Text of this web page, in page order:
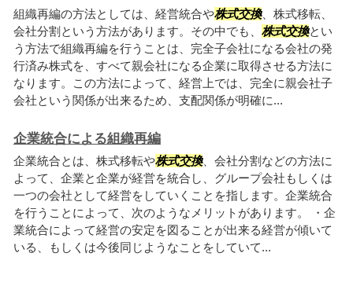
組織再編の方法としては、経営統合や株式交換、株式移転、
会社分割という方法があります。その中でも、 株式交換とい
う方法で組織再編を行うことは、完全子会社になる会社の発
行済み株式を、すべて親会社になる企業に取得させる方法に
なります。この方法によって、経営上では、完全に親会社子
会社という関係が出来るため、支配関係が明確に...
企業統合による組織再編
企業統合とは、株式移転や株式交換、会社分割などの方法に
よって、企業と企業が経営を統合し、グループ会社もしくは
一つの会社として経営をしていくことを指します。企業統合
を行うことによって、次のようなメリットがあります。 ・企
業統合によって経営の安定を図ることが出来る経営が傾いて
いる、もしくは今後同じようなことをしていて...